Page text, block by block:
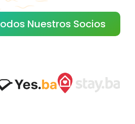
Nuestros Socios